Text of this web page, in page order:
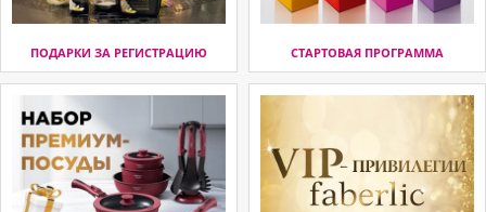
ПОДАРКИ ЗА РЕГИСТРАЦИЮ СТАРТОВАЯ ПРОГРАММА